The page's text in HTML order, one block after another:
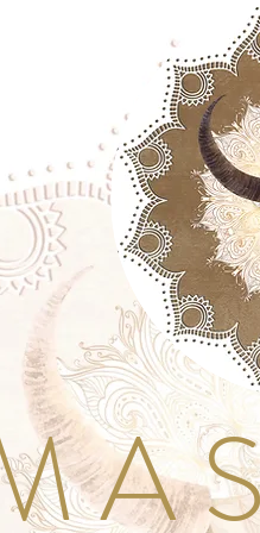
A